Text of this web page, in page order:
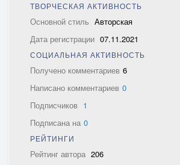
ТВОРЧЕСКАЯ АКТИВНОСТЬ
Основной стиль Авторская
Дата регистрации 07.11.2021
СОЦИАЛЬНАЯ АКТИВНОСТЬ
Получено комментариев 6
Написано комментариев 0
Подписчиков 1
Подписана на 0
РЕЙТИНГИ
Рейтинг автора 206